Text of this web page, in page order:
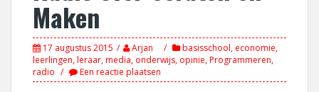
Maken
17 augustus 2015 Arjan basisschool, economie,
leerlingen,leraar,media, onderwijs, opinie,Programmeren,
radio
Een reactie plaatsen